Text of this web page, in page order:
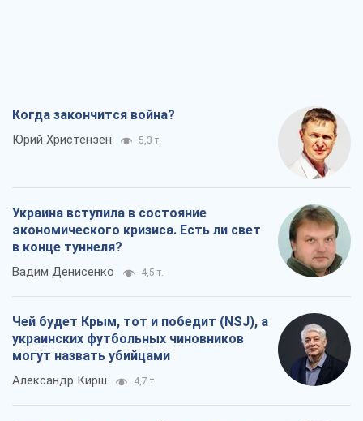
Когда закончится война?
Юрий Христензен 5,3 т.
Украина вступила в состояние
экономического кризиса. Есть ли свет
в конце туннеля?
Вадим Денисенко 4,5 т.
Чей будет Крым, тот и победит (NSJ), а
украинских футбольных чиновников
могут назвать убийцами
Александр Кирш 4,7 т.